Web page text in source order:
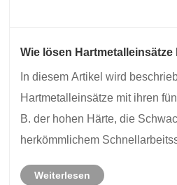
Wie lösen
der verarbeitenden
In diesem Artikel wird
Hartmetalleinsätze mit ihren
B. der hohen Härte, die
herkömmlichem
verarbeitenden Unternehmen
Weiterlesen